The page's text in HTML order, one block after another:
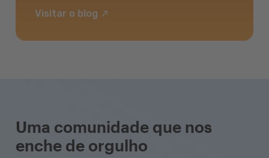
Visitar o blog
Uma comunidade que nos
enche de orgulho